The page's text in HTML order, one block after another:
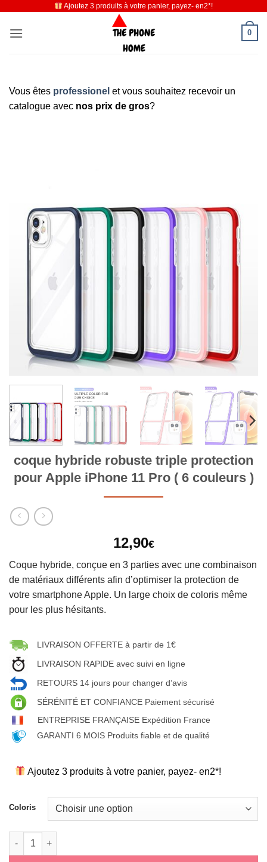
contenu
Ajoutez 3 produits à votre panier, payez- en2*!
0
Vous êtes professionel et vous souhaitez recevoir un
catalogue avec nos prix de gros?
coque hybride robuste triple protection
pour Apple iPhone 11 Pro ( 6 couleurs )
12,90€
Coque hybride, conçue en 3 parties avec une combinaison
de matériaux différents afin d’optimiser la protection de
votre smartphone Apple. Un large choix de coloris même
pour les plus hésitants.
LIVRAISON OFFERTE à partir de 1€
LIVRAISON RAPIDE avec suivi en ligne
RETOURS 14 jours pour changer d’avis
SÉRÉNITÉ ET CONFIANCE Paiement sécurisé
ENTREPRISE FRANÇAISE Expédition France
GARANTI 6 MOIS Produits fiable et de qualité
Ajoutez 3 produits à votre panier, payez- en2*!
Coloris
quantité de coque hybride robuste triple protection pour